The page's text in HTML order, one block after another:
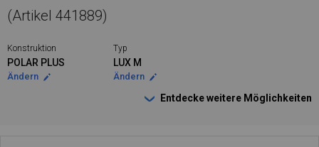
(Artikel 441889)
Konstruktion
POLAR PLUS
Ändern
Typ
LUX M
Ändern
Entdecke weitere Möglichkeiten